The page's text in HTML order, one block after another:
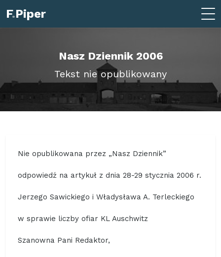
F.Piper
Nasz Dziennik 2006
Tekst nie opublikowany
Nie opublikowana przez „Nasz Dziennik”
odpowiedź na artykuł z dnia 28-29 stycznia 2006 r.
Jerzego Sawickiego i Władysława A. Terleckiego
w sprawie liczby ofiar KL Auschwitz
Szanowna Pani Redaktor,